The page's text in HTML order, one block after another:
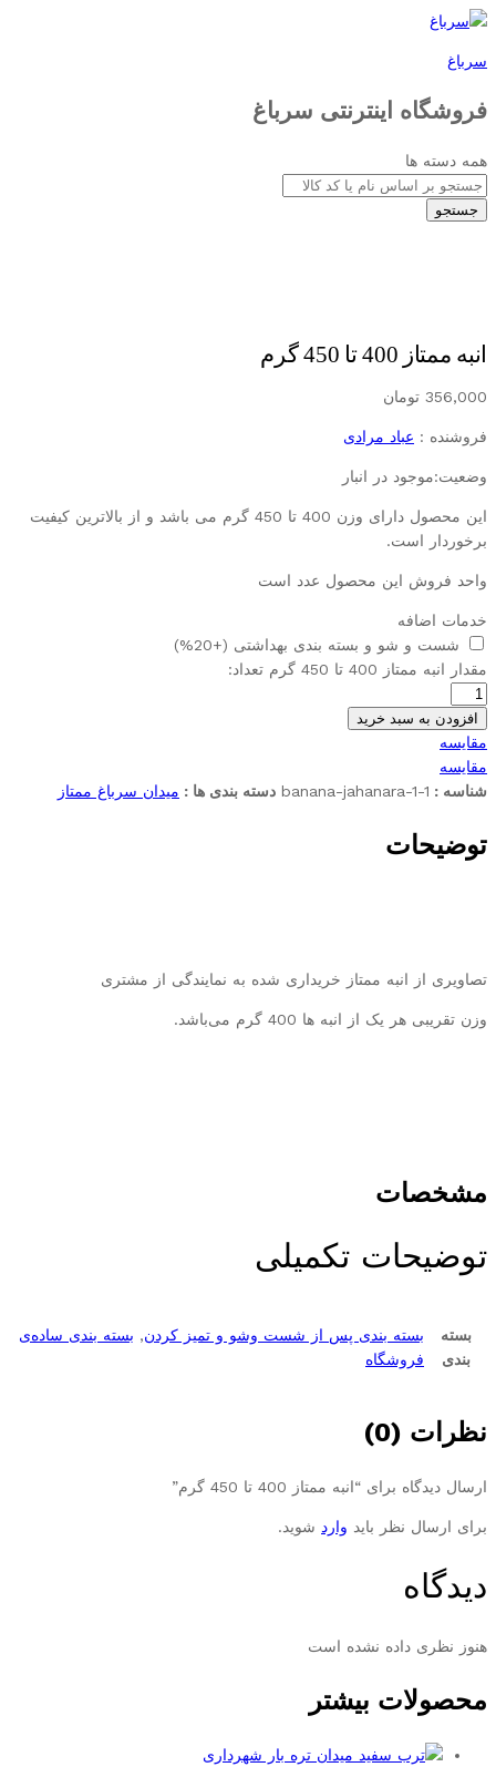
سرباغ
فروشگاه اینترنتی سرباغ
همه دسته ها
جستجو
انبه ممتاز 400 تا 450 گرم
356,000 تومان
فروشنده : عباد مرادی
وضعیت:موجود در انبار
این محصول دارای وزن 400 تا 450 گرم می باشد و از بالاترین کیفیت
برخوردار است.
واحد فروش این محصول عدد است
خدمات اضافه
شست و شو و بسته بندی بهداشتی (+20%)
مقدار انبه ممتاز 400 تا 450 گرم
تعداد:
افزودن به سبد خرید
مقایسه
مقایسه
شناسه : banana-jahanara-1-1 دسته بندی ها : میدان سرباغ ممتاز
توضیحات
تصاویری از انبه ممتاز خریداری شده به نمایندگی از مشتری
وزن تقریبی هر یک از انبه ها 400 گرم می‌باشد.
مشخصات
توضیحات تکمیلی
بسته
بندی
بسته بندی پس از شست وشو و تمیز کردن, بسته بندی ساده‌ی
فروشگاه
نظرات (0)
ارسال دیدگاه برای “انبه ممتاز 400 تا 450 گرم”
برای ارسال نظر باید وارد شوید.
دیدگاه
هنوز نظری داده نشده است
محصولات بیشتر